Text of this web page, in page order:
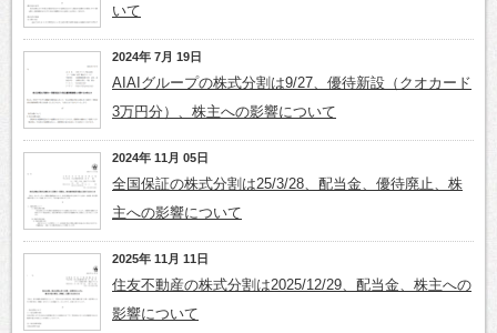
いて
2024年 7月 19日
AIAIグループの株式分割は9/27、優待新設（クオカード
3万円分）、株主への影響について
2024年 11月 05日
全国保証の株式分割は25/3/28、配当金、優待廃止、株
主への影響について
2025年 11月 11日
住友不動産の株式分割は2025/12/29、配当金、株主への
影響について